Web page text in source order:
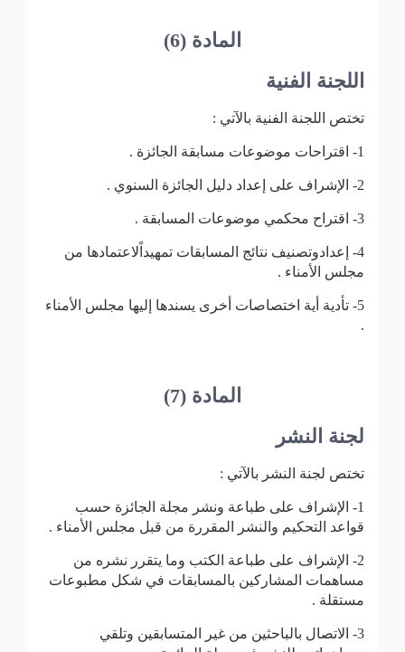
المادة (6)
اللجنة الفنية
تختص اللجنة الفنية بالآتي :
1- اقتراحات موضوعات مسابقة الجائزة .
2- الإشراف على إعداد دليل الجائزة السنوي .
3- اقتراح محكمي موضوعات المسابقة .
4- إعدادوتصنيف نتائج المسابقات تمهيداًلاعتمادها من
مجلس الأمناء .
5- تأدية أية اختصاصات أخرى يسندها إليها مجلس الأمناء
.
المادة (7)
لجنة النشر
تختص لجنة النشر بالآتي :
1- الإشراف على طباعة ونشر مجلة الجائزة حسب
قواعد التحكيم والنشر المقررة من قبل مجلس الأمناء .
2- الإشراف على طباعة الكتب وما يتقرر نشره من
مساهمات المشاركين بالمسابقات في شكل مطبوعات
مستقلة .
3- الاتصال بالباحثين من غير المتسابقين وتلقي